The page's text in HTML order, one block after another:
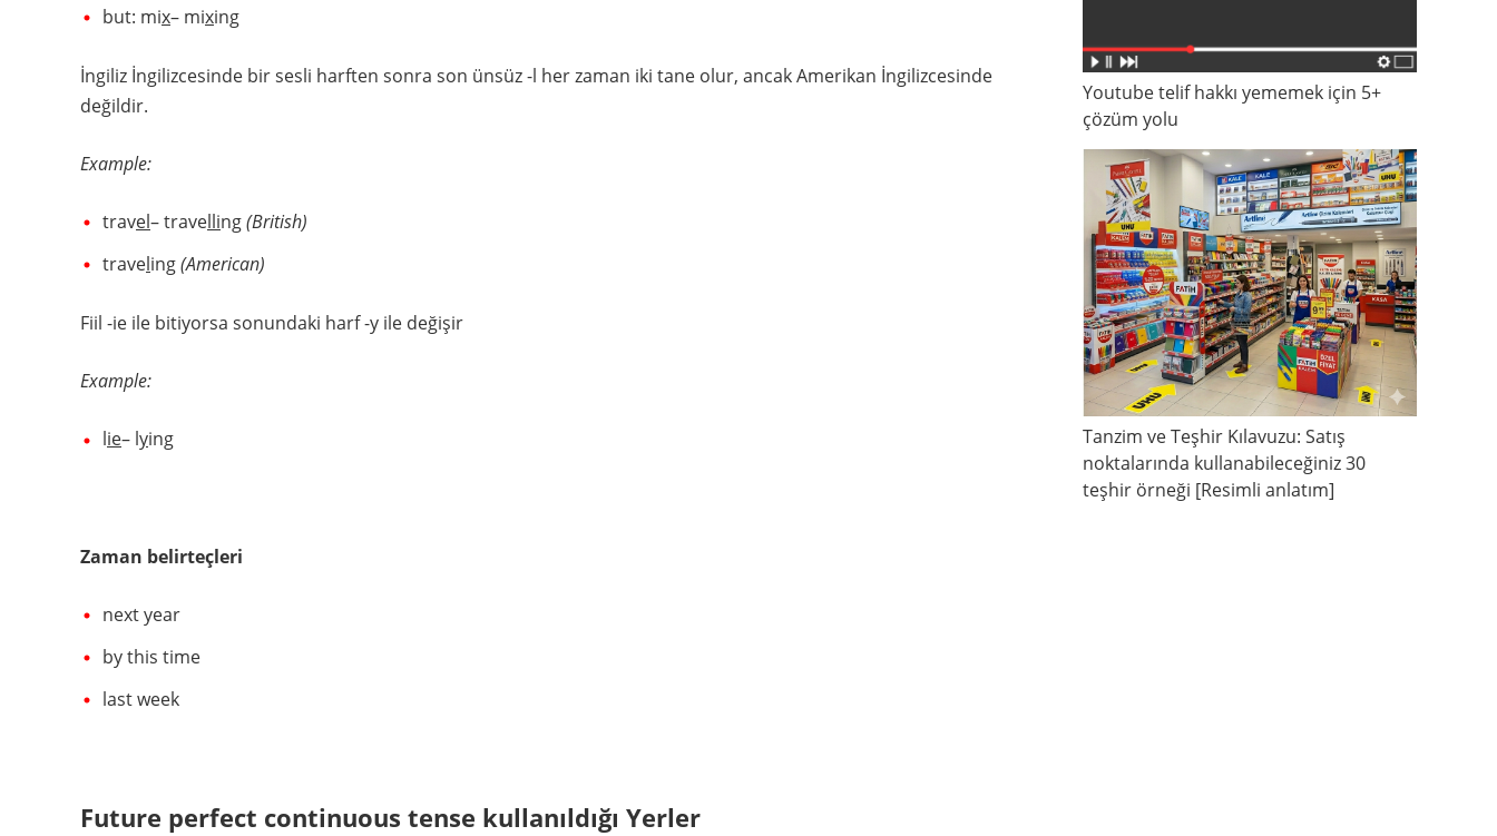
but: mix– mixing
İngiliz İngilizcesinde bir sesli harften sonra son ünsüz -l her zaman iki tane olur, ancak Amerikan İngilizcesinde
değildir.
Example:
travel– travelling(British)
traveling(American)
Fiil -ie ile bitiyorsa sonundaki harf -y ile değişir
Example:
lie– lying
Zaman belirteçleri
next year
by this time
last week
Future perfect continuous tense kullanıldığı Yerler
Youtube telif hakkı yememek için 5+
çözüm yolu
Tanzim ve Teşhir Kılavuzu: Satış
noktalarında kullanabileceğiniz 30
teşhir örneği [Resimli anlatım]